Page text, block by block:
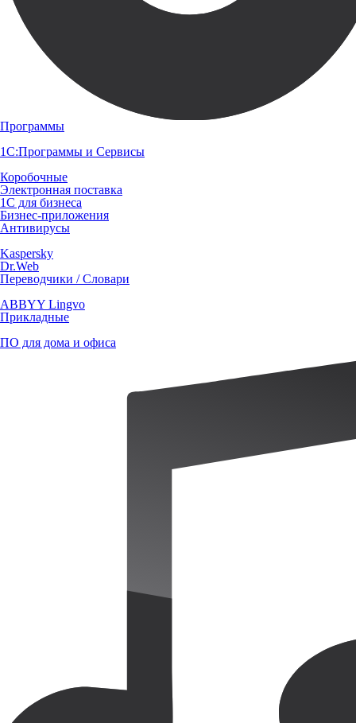
Программы
1С:Программы и Сервисы
Коробочные
Электронная поставка
1С для бизнеса
Бизнес-приложения
Антивирусы
Kaspersky
Dr.Web
Переводчики / Словари
ABBYY Lingvo
Прикладные
ПО для дома и офиса